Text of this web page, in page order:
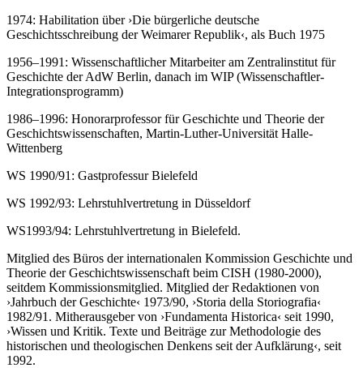
1974: Habilitation über ›Die bürgerliche deutsche
Geschichtsschreibung der Weimarer Republik‹, als Buch 1975
1956–1991: Wissenschaftlicher Mitarbeiter am Zentralinstitut für
Geschichte der AdW Berlin, danach im WIP (Wissenschaftler-
Integrationsprogramm)
1986–1996: Honorarprofessor für Geschichte und Theorie der
Geschichtswissenschaften, Martin-Luther-Universität Halle-
Wittenberg
WS 1990/91: Gastprofessur Bielefeld
WS 1992/93: Lehrstuhlvertretung in Düsseldorf
WS1993/94: Lehrstuhlvertretung in Bielefeld.
Mitglied des Büros der internationalen Kommission Geschichte und
Theorie der Geschichtswissenschaft beim CISH (1980-2000),
seitdem Kommissionsmitglied. Mitglied der Redaktionen von
›Jahrbuch der Geschichte‹ 1973/90, ›Storia della Storiografia‹
1982/91. Mitherausgeber von ›Fundamenta Historica‹ seit 1990,
›Wissen und Kritik. Texte und Beiträge zur Methodologie des
historischen und theologischen Denkens seit der Aufklärung‹, seit
1992.